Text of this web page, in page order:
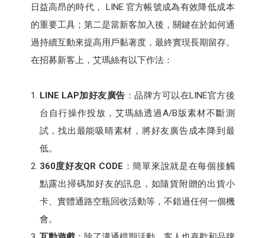
日益高昂的時代， LINE 官方帳號成為有效降低成本
的重要工具；第二是當新客加入後，關鍵在於如何通
過持續互動來提高用戶黏著度，最終實現長期留存。
在招募新客上，艾瑪絲有以下作法：
LINE LAP加好友廣告 ：品牌方可以在LINE官方後
台自行操作投放，艾瑪絲透過A/B版素材不斷測
試，找出最能吸晴素材，將好友廣告成本降到最
低。
360度好友QR CODE ：簡單來說就是在每個接觸
點露出掃碼加好友的訊息，如隨貨附贈的出貨小
卡、實體通路空瓶回收活動等，不錯過任何一個機
會。